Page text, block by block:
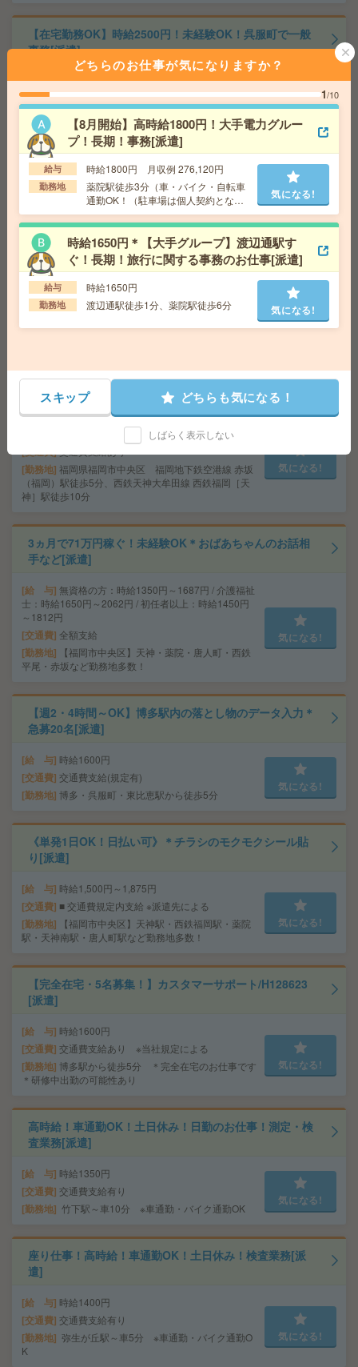
【在宅勤務OK】時給2500円！未経験OK！呉服町で一般
事務[派遣]
給 与 時給2500円 月収例 39万円 時給2500円×実
働7h20m×週5日×4週+残業10h ※月収例を保証するも
のではありません。※給与即受取りサービス利用可（利
用条件有）
交通費 1ヶ月3万円を上限として実費支給
勤務地 箱崎線 呉服町(福岡県) 徒歩2分 空港線
祇園(福岡県) 徒歩5分
気になる!
【オープニング募集】おばあちゃんのお散歩付き添いも
仕事の1つ[派遣]
給 与
無資格未経験：時給1300円～ ■週払いOK
■扶養内OK ■日収1万400円以上
交通費 交通費全額支給
勤務地 【福岡市城南区】福大前・七隈・別府・茶
山・金山など勤務地多数！
気になる!
大手＊週3日＊11時スタート＊未経験OK＊メール対応な
ど[派遣]
給 与 時給1300円＋交 ■給与の前払いが可能な速
交通費
勤務地 福岡県福岡市中央区 福岡地下鉄空港線 赤坂
（福岡）駅徒歩5分、西鉄天神大牟田線 西鉄福岡［天
神］駅徒歩10分
気になる!
3ヵ月で71万円稼ぐ！未経験OK＊おばあちゃんのお話相
手など[派遣]
給 与 無資格の方：時給1350円～1687円 / 介護福祉
士：時給1650円～2062円 / 初任者以上：時給1450円
～1812円
交通費 全額支給
勤務地
【福岡市中央区】天神・薬院・唐人町・西鉄
平尾・赤坂など勤務地多数！
気になる!
【週2・4時間～OK】博多駅内の落とし物のデータ入力＊
急募20名[派遣]
給 与 時給1600円
交通費 交通費支給(規定有)
勤務地 博多・呉服町・東比恵駅から徒歩5分
気になる!
《単発1日OK！日払い可》＊チラシのモクモクシール貼
り[派遣]
給 与 時給1,500円～1,875円
交通費 ■ 交通費規定内支給 ※派遣先による
勤務地
【福岡市中央区】天神駅・西鉄福岡駅・薬院
駅・天神南駅・唐人町駅など勤務地多数！
気になる!
【完全在宅・5名募集！】カスタマーサポート/H128623
[派遣]
給 与 時給1600円
交通費 交通費支給あり ※当社規定による
勤務地 博多駅から徒歩5分 ＊完全在宅のお仕事です
＊研修中出勤の可能性あり
気になる!
高時給！車通勤OK！土日休み！日勤のお仕事！測定・検
査業務[派遣]
給 与 時給1350円
交通費 交通費支給有り
勤務地 竹下駅～車10分 ※車通勤・バイク通勤OK
気になる!
座り仕事！高時給！車通勤OK！土日休み！検査業務[派
遣]
給 与 時給1400円
交通費 交通費支給有り
勤務地 弥生が丘駅～車5分 ※車通勤・バイク通勤O
K
気になる!
どちらのお仕事が気になりますか？
1/10
【8月開始】高時給1800円！大手電力グルー
プ！長期！事務[派遣]
給与 時給1800円 月収例 276,120円
勤務地
薬院駅徒歩3分（車・バイク・自転車
通勤OK！（駐車場は個人契約となり
ます））
気になる!
時給1650円＊【大手グループ】渡辺通駅す
ぐ！長期！旅行に関する事務のお仕事[派遣]
給与 時給1650円
勤務地 渡辺通駅徒歩1分、薬院駅徒歩6分 気になる!
スキップ どちらも気になる！
しばらく表示しない